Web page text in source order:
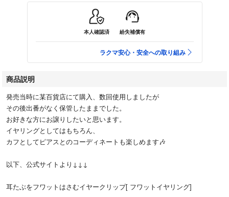
本人確認済 紛失補償有
ラクマ安心・安全への取り組み
商品説明
発売当時に某百貨店にて購入、数回使用しましたが
その後出番がなく保管したままでした。
お好きな方にお譲りしたいと思います。
イヤリングとしてはもちろん、
カフとしてピアスとのコーディネートも楽しめます🎶
以下、公式サイトより↓↓↓
耳たぶをフワットはさむイヤークリップ[ フワットイヤリング]